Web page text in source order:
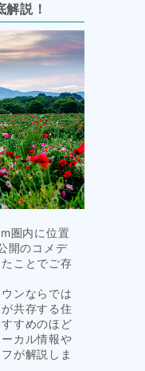
タ
イ
ル
説！
圏内に位置
開のコメデ
ことでご存
ンならでは
共存する住
すめのほど
カル情報や
が解説しま